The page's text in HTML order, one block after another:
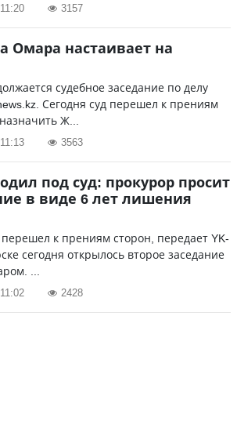
3157
настаивает на
судебное заседание по делу
Сегодня суд перешел к прениям
Ж...
3563
под суд: прокурор просит
в виде 6 лет лишения
к прениям сторон, передает YK-
сегодня открылось второе заседание
...
2428